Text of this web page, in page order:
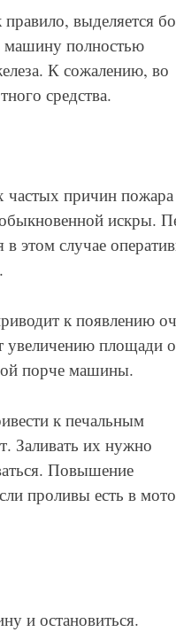
правило, выделяется
машину полностью
К сожалению, во
средства.
причин
обыкновенной искры.
этом случае
к появлению
увеличению площади
порче машины.
к печальным
Заливать их нужно
Повышение
проливы есть в
и остановиться.